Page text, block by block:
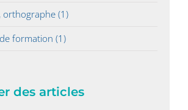
orthographe (1)
formation (1)
des articles